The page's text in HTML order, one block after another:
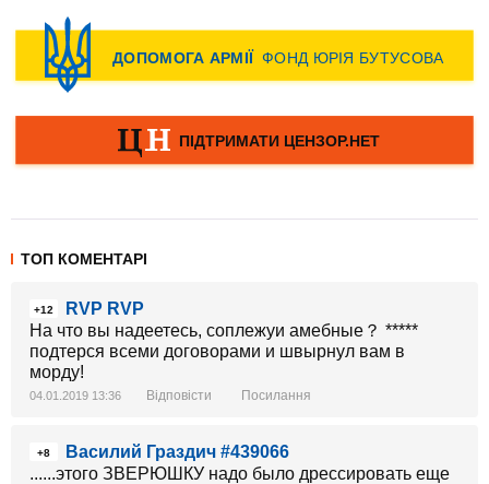
ТОП КОМЕНТАРІ
+12
RVP RVP
На что вы надеетесь, соплежуи амебные？ *****
подтерся всеми договорами и швырнул вам в
морду!
04.01.2019 13:36 Відповісти Посилання
+8
Василий Граздич #439066
......этого ЗВЕРЮШКУ надо было дрессировать еще